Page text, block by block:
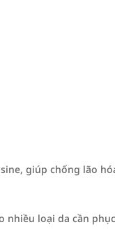
giúp chống lão
nhiều loại da cần